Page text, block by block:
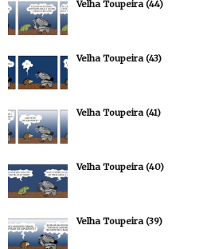
Velha Toupeira (44)
Velha Toupeira (43)
Velha Toupeira (41)
Velha Toupeira (40)
Velha Toupeira (39)